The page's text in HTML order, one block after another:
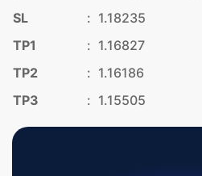
SL
: 1.18235
TP1
: 1.16827
TP2
: 1.16186
TP3
: 1.15505